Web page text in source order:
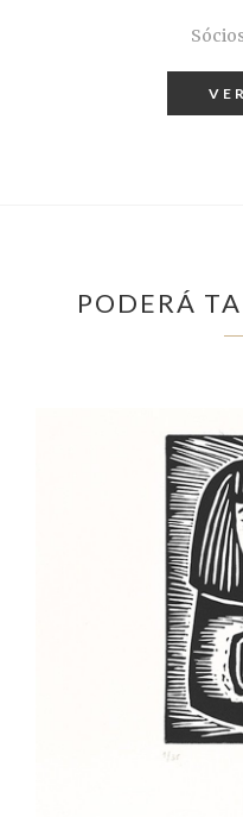
PODERÁ